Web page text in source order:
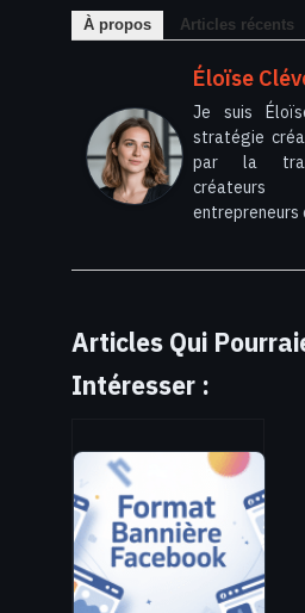
À propos Articles récents
Éloïse
Je suis
stratégie
par la
créateurs
entrepreneurs
Articles Qui
Intéresser :